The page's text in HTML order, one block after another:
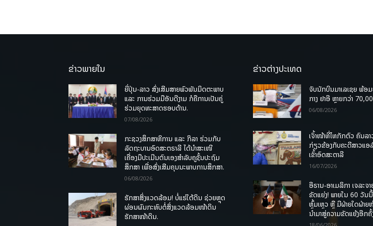
ຂ່າວພາຍໃນ
ຍີ່ປຸ່ນ-ລາວ ສົ່ງເສີມສາຍພົວພັນມິດຕະພາບ
ແລະ ການຮ່ວມມືອັນດີງາມ ກໍຄືການເປັນຄູ່
ຮ່ວມຍຸດທະສາດຮອບດ້ານ.
07/08/2026
ກະຊວງສຶກສາທິການ ແລະ ກິລາ ຮ່ວມກັບ
ລັດຖະບານອົດສະຕຣາລີ ໄດ້ນຳສະເໜີ
ເຄື່ອງມືປະເມີນຕົນເອງສຳລັບຄູຊັ້ນປະຖົມ
ສຶກສາ ເພື່ອສົ່ງເສີມຄຸນນະພາບການສຶກສາ.
06/08/2026
ຮັກສາສິ່ງແວດລ້ອມ! ບໍ່ແຮ່ໃຕ້ດິນ ຊ່ວຍຫຼຸດ
ຜ່ອນຜົນກະທົບຕໍ່ສິ່ງແວດລ້ອມໜ້າດິນ
ຮັກສາໜ້າດິນ.
ຂ່າວຕ່າງປະເທດ
ຈັບນັກບິນມາເລເຊຍ ພ້ອມ
ກາງ ຢາອີ ຫຼາຍກວ່າ
06/08/2026
ເຈົ້າໜ້າທີ່ໄທກັກຕົວ ຄົນລ
ກ່ຽວຂ້ອງກັບຄະດີສາວແອ
ເຂົ້າອົດສະຕາລີ
16/07/2026
ອີຣານ-ອາເມລິກາ ເຈລະຈ
ຂັດແຍ່ງ! ພາຍໃນ 60 ວັນນີ້
ຫຼົ້ມເຫຼວ ຫຼື ມີຝ່າຍໃດຝ່າຍ
ນໍາມາສູ່ຄວາມຂັດແຍ້ງອີກຄັ້